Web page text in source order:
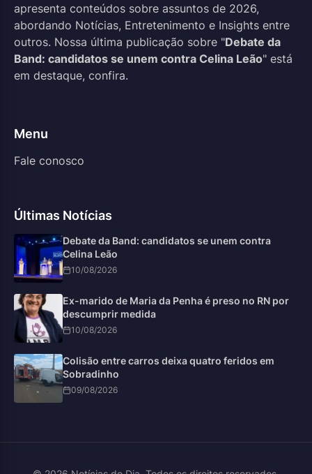
apresenta conteúdos sobre assuntos de 2026,
abordando Notícias, Entretenimento e Insights entre
outros. Nossa última publicação sobre "Debate da
Band: candidatos se unem contra Celina Leão" está
em destaque, confira.
Menu
Fale conosco
Últimas Notícias
Debate da Band: candidatos se unem contra
Celina Leão
10/08/2026
Ex-marido de Maria da Penha é preso no RN por
descumprir medida
10/08/2026
Colisão entre carros deixa quatro feridos em
Sobradinho
09/08/2026